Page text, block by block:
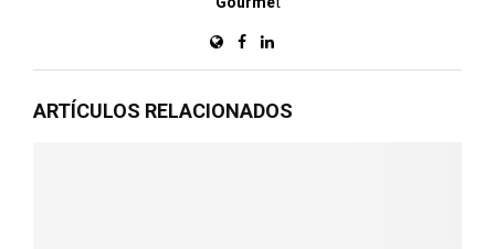
ARTÍCULOS RELACIONADOS